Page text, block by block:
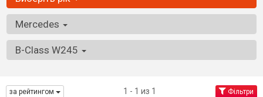
Mercedes
B-Class W245
за рейтингом 1 - 1 из 1 Фільтри